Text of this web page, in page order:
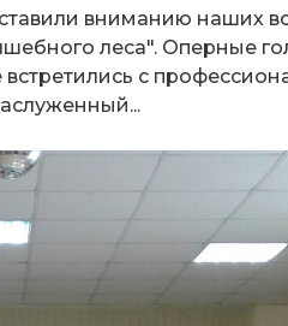
вниманию наших
леса". Оперные
с